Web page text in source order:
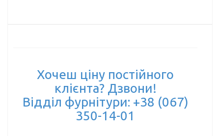
Хочеш ціну постійного
клієнта? Дзвони!
Відділ фурнітури: +38 (067)
350-14-01